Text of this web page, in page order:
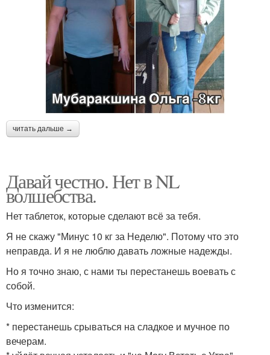
читать дальше →
Давай честно. Нет в NL
волшебства.
Нет таблеток, которые сделают всё за тебя.
Я не скажу "Минус 10 кг за Неделю". Потому что это
неправда. И я не люблю давать ложные надежды.
Но я точно знаю, с нами ты перестанешь воевать с
собой.
Что изменится:
* перестанешь срываться на сладкое и мучное по
вечерам.